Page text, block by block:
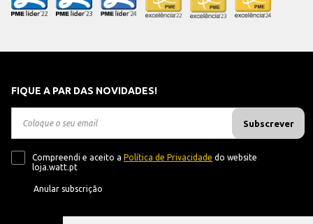
FIQUE A PAR DAS NOVIDADES!
Subscrever
Compreendi e aceito a Política de Privacidade do website
loja.watt.pt
Anular subscrição